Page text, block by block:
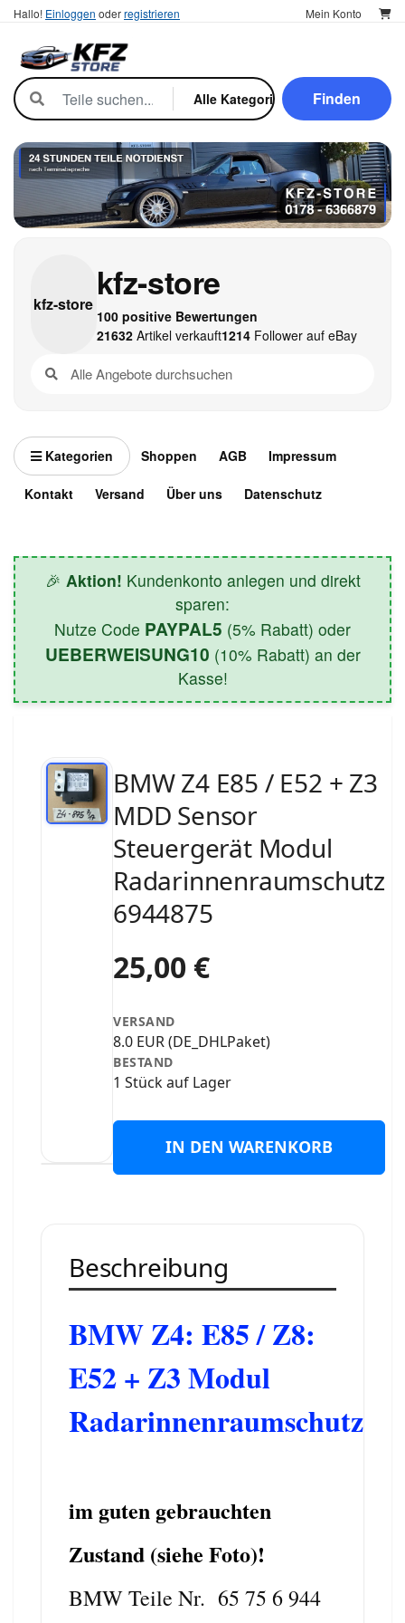
Hallo! Einloggen oderregistrieren Mein Konto
Finden
kfz-store
kfz-store
100 positive Bewertungen
21632Artikel verkauft1214Follower auf eBay
Kategorien Shoppen AGB Impressum
Kontakt Versand Über uns Datenschutz
🎉 Aktion! Kundenkonto anlegen und direkt
sparen:
Nutze Code PAYPAL5 (5% Rabatt) oder
UEBERWEISUNG10 (10% Rabatt) an der
Kasse!
BMW Z4 E85 / E52 + Z3
MDD Sensor
Steuergerät Modul
Radarinnenraumschutz
6944875
25,00 €
VERSAND
8.0 EUR (DE_DHLPaket)
BESTAND
1 Stück auf Lager
IN DEN WARENKORB
Beschreibung
BMW Z4: E85 / Z8:
E52 + Z3 Modul
Radarinnenraumschutz
im guten gebrauchten
Zustand (siehe Foto)!
BMW Teile Nr. 65 75 6 944